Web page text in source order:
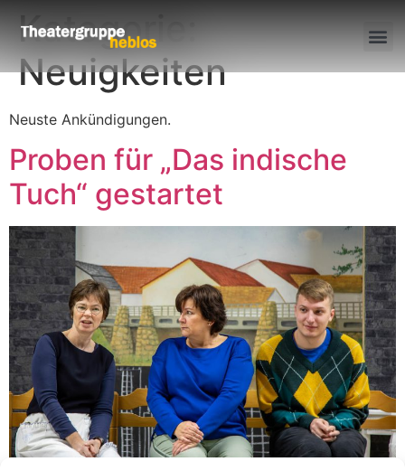
Kategorie:
Neuigkeiten
Neuste Ankündigungen.
Proben für „Das indische
Tuch“ gestartet